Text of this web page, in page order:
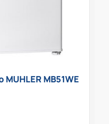
MB51WE